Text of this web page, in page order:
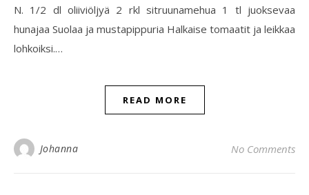
N. 1/2 dl oliiviöljyä 2 rkl sitruunamehua 1 tl juoksevaa
hunajaa Suolaa ja mustapippuria Halkaise tomaatit ja leikkaa
lohkoiksi.…
READ MORE
Johanna No Comments